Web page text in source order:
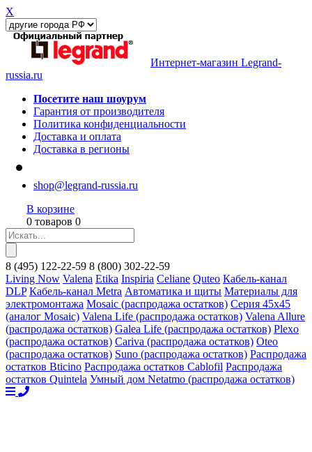
X
Интернет-магазин Legrand-
russia.ru
Посетите наш шоурум
Гарантия от производителя
Политика конфиденциальности
Доставка и оплата
Доставка в регионы
shop@legrand-russia.ru
В корзине
0 товаров 0
8 (495) 122-22-59 8 (800) 302-22-59
Living Now Valena Etika Inspiria Celiane Quteo Кабель-канал
DLP Кабель-канал Metra Автоматика и щиты Материалы для
электромонтажа Mosaic (распродажа остатков) Серия 45х45
(аналог Mosaic) Valena Life (распродажа остатков) Valena Allure
(распродажа остатков) Galea Life (распродажа остатков) Plexo
(распродажа остатков) Cariva (распродажа остатков) Oteo
(распродажа остатков) Suno (распродажа остатков) Распродажа
остатков Bticino Распродажа остатков Cablofil Распродажа
остатков Quintela Умный дом Netatmo (распродажа остатков)